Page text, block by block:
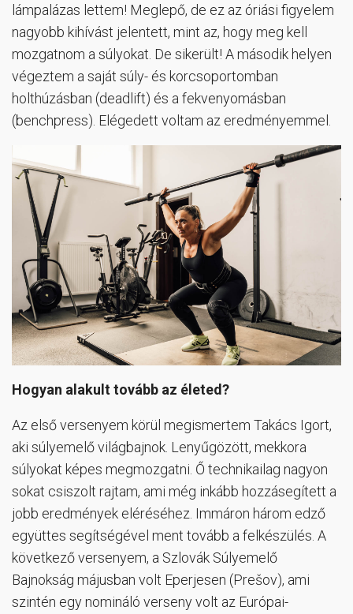
lámpalázas lettem! Meglepő, de ez az óriási figyelem
nagyobb kihívást jelentett, mint az, hogy meg kell
mozgatnom a súlyokat. De sikerült! A második helyen
végeztem a saját súly- és korcsoportomban
holthúzásban (deadlift) és a fekvenyomásban
(benchpress). Elégedett voltam az eredményemmel.
Hogyan alakult tovább az életed?
Az első versenyem körül megismertem Takács Igort,
aki súlyemelő világbajnok. Lenyűgözött, mekkora
súlyokat képes megmozgatni. Ő technikailag nagyon
sokat csiszolt rajtam, ami még inkább hozzásegített a
jobb eredmények eléréséhez. Immáron három edző
együttes segítségével ment tovább a felkészülés. A
következő versenyem, a Szlovák Súlyemelő
Bajnokság májusban volt Eperjesen (Prešov), ami
szintén egy nomináló verseny volt az Európai-